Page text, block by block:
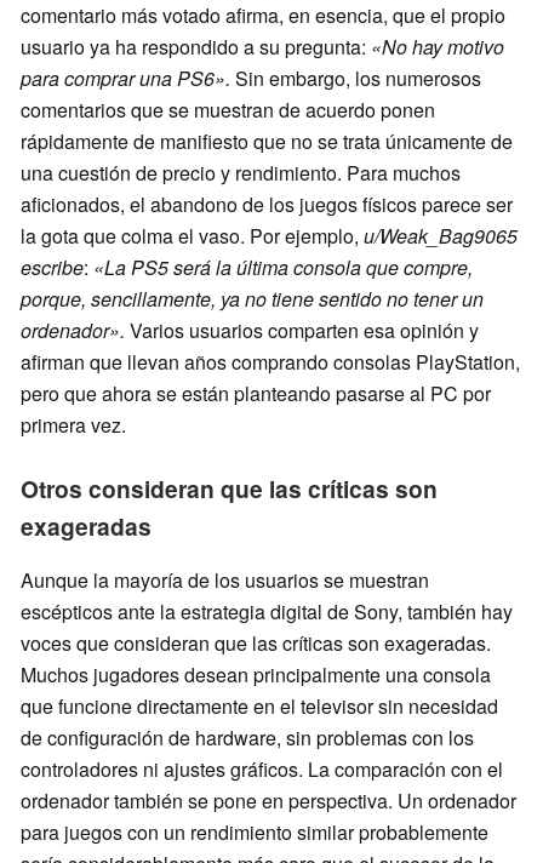
comentario más votado afirma, en esencia, que el propio
usuario ya ha respondido a su pregunta: «No hay motivo
para comprar una PS6». Sin embargo, los numerosos
comentarios que se muestran de acuerdo ponen
rápidamente de manifiesto que no se trata únicamente de
una cuestión de precio y rendimiento. Para muchos
aficionados, el abandono de los juegos físicos parece ser
la gota que colma el vaso. Por ejemplo, u/Weak_Bag9065
escribe: «La PS5 será la última consola que compre,
porque, sencillamente, ya no tiene sentido no tener un
ordenador». Varios usuarios comparten esa opinión y
afirman que llevan años comprando consolas PlayStation,
pero que ahora se están planteando pasarse al PC por
primera vez.
Otros consideran que las críticas son
exageradas
Aunque la mayoría de los usuarios se muestran
escépticos ante la estrategia digital de Sony, también hay
voces que consideran que las críticas son exageradas.
Muchos jugadores desean principalmente una consola
que funcione directamente en el televisor sin necesidad
de configuración de hardware, sin problemas con los
controladores ni ajustes gráficos. La comparación con el
ordenador también se pone en perspectiva. Un ordenador
para juegos con un rendimiento similar probablemente